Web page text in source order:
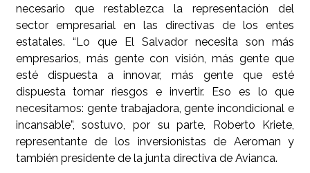
necesario que restablezca la representación del
sector empresarial en las directivas de los entes
estatales. “Lo que El Salvador necesita son más
empresarios, más gente con visión, más gente que
esté dispuesta a innovar, más gente que esté
dispuesta tomar riesgos e invertir. Eso es lo que
necesitamos: gente trabajadora, gente incondicional e
incansable”, sostuvo, por su parte, Roberto Kriete,
representante de los inversionistas de Aeroman y
también presidente de la junta directiva de Avianca.